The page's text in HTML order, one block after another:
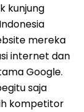
kunjung
mereka
internet dan
Google.
saja
kompetitor